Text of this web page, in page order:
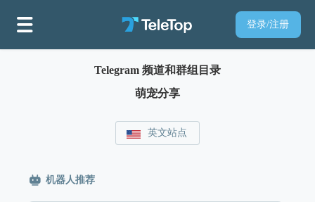
登录/注册
Telegram 频道和群组目录
萌宠分享
英文站点
机器人推荐